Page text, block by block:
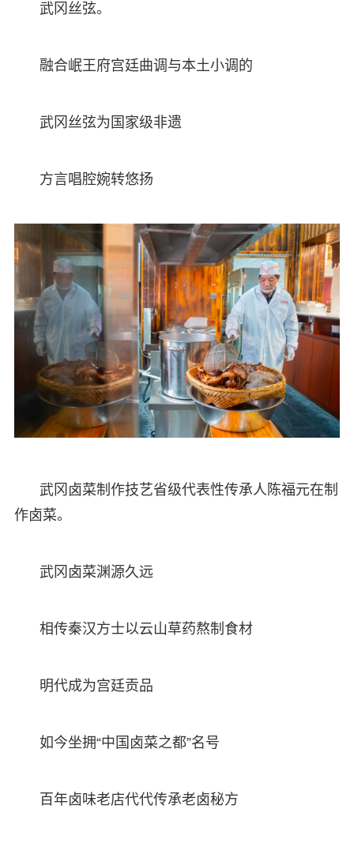
武冈丝弦。
融合岷王府宫廷曲调与本土小调的
武冈丝弦为国家级非遗
方言唱腔婉转悠扬
武冈卤菜制作技艺省级代表性传承人陈福元在制
作卤菜。
武冈卤菜渊源久远
相传秦汉方士以云山草药熬制食材
明代成为宫廷贡品
如今坐拥“中国卤菜之都”名号
百年卤味老店代代传承老卤秘方